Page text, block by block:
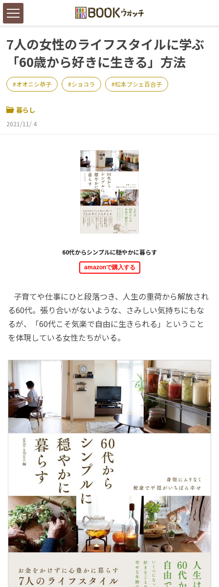
7人の女性のライフスタイルに学ぶ
「60歳から好きに生きる」方法
オオニシ恭子 ショコラ 松本ブシェ百合子
暮らし
2021/11/ 4
60代からシンプルに穏やかに暮らす
amazonで購入する
子育てや仕事にひと段落つき、人生の重荷から解放され
る60代。張り合いがないような、さみしい気持ちにもな
るが、「60代こそ気楽で自由に生きられる」ということ
を体現している女性たちがいる。